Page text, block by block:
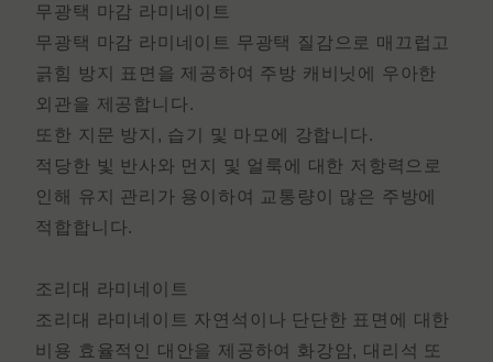
무광택 마감 라미네이트
무광택 마감 라미네이트 무광택 질감으로 매끄럽고
긁힘 방지 표면을 제공하여 주방 캐비닛에 우아한
외관을 제공합니다.
또한 지문 방지, 습기 및 마모에 강합니다.
적당한 빛 반사와 먼지 및 얼룩에 대한 저항력으로
인해 유지 관리가 용이하여 교통량이 많은 주방에
적합합니다.
조리대 라미네이트
조리대 라미네이트 자연석이나 단단한 표면에 대한
비용 효율적인 대안을 제공하여 화강암, 대리석 또